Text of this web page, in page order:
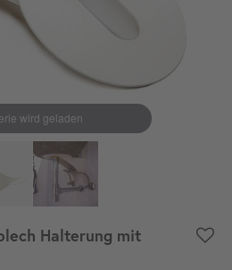
Halterung mit